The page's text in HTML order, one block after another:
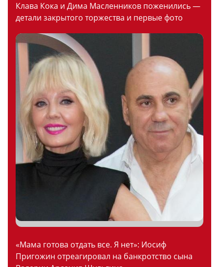
Клава Кока и Дима Масленников поженились —
детали закрытого торжества и первые фото
«Мама готова отдать все. Я нет»: Иосиф
Пригожин отреагировал на банкротство сына